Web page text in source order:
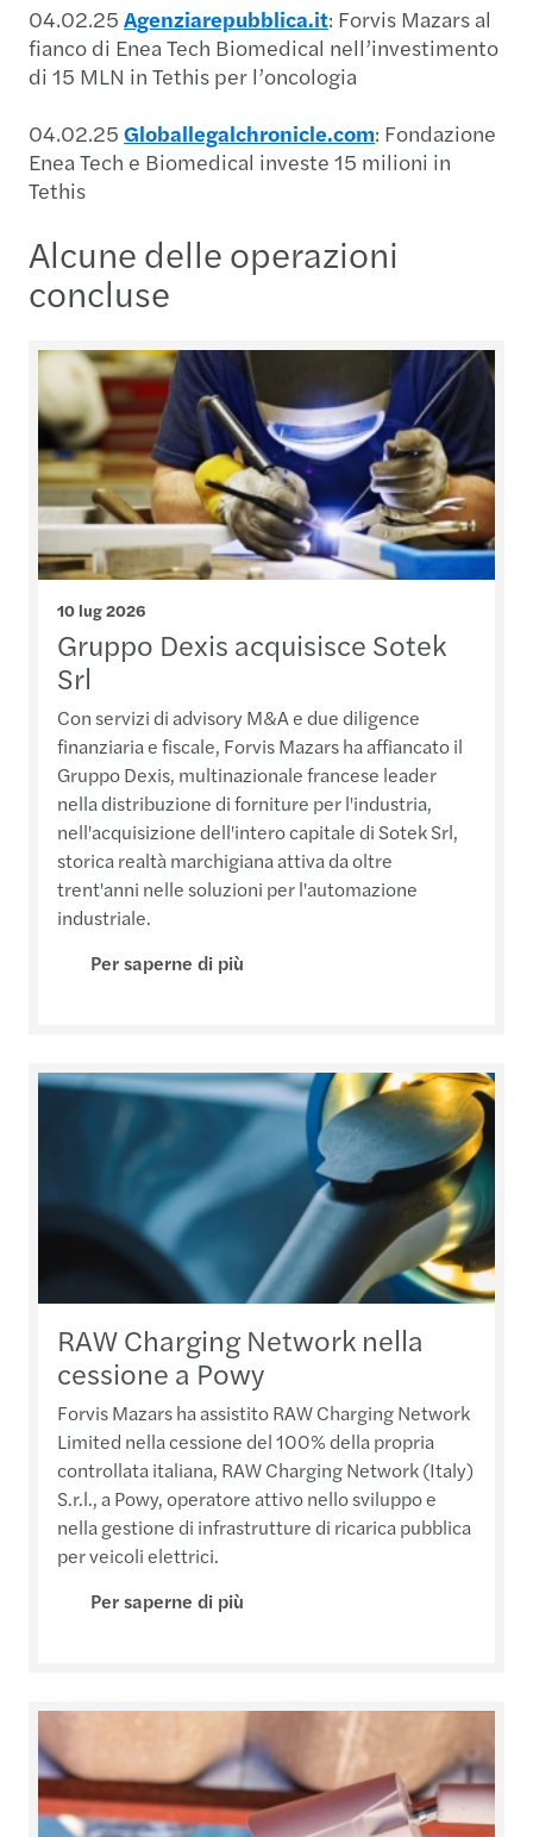
04.02.25 Agenziarepubblica.it: Forvis Mazars al
fianco di Enea Tech Biomedical nell’investimento
di 15 MLN in Tethis per l’oncologia
04.02.25 Globallegalchronicle.com: Fondazione
Enea Tech e Biomedical investe 15 milioni in
Tethis
Alcune delle operazioni
concluse
10 lug 2026
Gruppo Dexis acquisisce Sotek
Srl
Con servizi di advisory M&A e due diligence
finanziaria e fiscale, Forvis Mazars ha affiancato il
Gruppo Dexis, multinazionale francese leader
nella distribuzione di forniture per l'industria,
nell'acquisizione dell'intero capitale di Sotek Srl,
storica realtà marchigiana attiva da oltre
trent'anni nelle soluzioni per l'automazione
industriale.
Per saperne di più
RAW Charging Network nella
cessione a Powy
Forvis Mazars ha assistito RAW Charging Network
Limited nella cessione del 100% della propria
controllata italiana, RAW Charging Network (Italy)
S.r.l., a Powy, operatore attivo nello sviluppo e
nella gestione di infrastrutture di ricarica pubblica
per veicoli elettrici.
Per saperne di più